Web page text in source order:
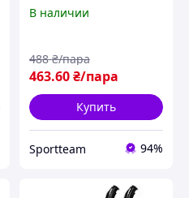
50-107 см ENERGIA TY-
В наличии
463.60₴/пара
488 ₴/пара
Купить
Sportteam 94%